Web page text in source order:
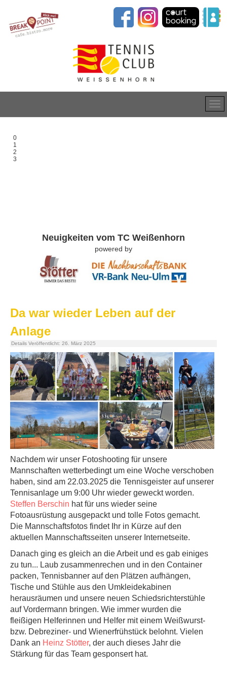
0
1
2
3
Neuigkeiten vom TC Weißenhorn
powered by
Da war wieder Leben auf der
Anlage
Details Veröffentlicht: 26. März 2025
Nachdem wir unser Fotoshooting für unsere
Mannschaften wetterbedingt um eine Woche verschoben
haben, sind am 22.03.2025 die Tennisgeister auf unserer
Tennisanlage um 9:00 Uhr wieder geweckt worden.
Steffen Berschin hat für uns wieder seine
Fotoausrüstung ausgepackt und tolle Fotos gemacht.
Die Mannschaftsfotos findet Ihr in Kürze auf den
aktuellen Mannschaftsseiten unserer Internetseite.
Danach ging es gleich an die Arbeit und es gab einiges
zu tun... Laub zusammenrechen und in den Container
packen, Tennisbanner auf den Plätzen aufhängen,
Tische und Stühle aus den Umkleidekabinen
herausräumen und unsere neuen Schiedsrichterstühle
auf Vordermann bringen. Wie immer wurden die
fleißigen Helferinnen und Helfer mit einem Weißwurst-
bzw. Debreziner- und Wienerfrühstück belohnt. Vielen
Dank an Heinz Stötter, der auch dieses Jahr die
Stärkung für das Team gesponsert hat.